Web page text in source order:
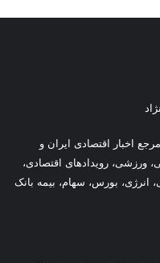
اخبار اقتصادی ایران و
ورزشی، رویدادهای اقتصادی،
انرژی، بورس، سهام، بیمه بانک